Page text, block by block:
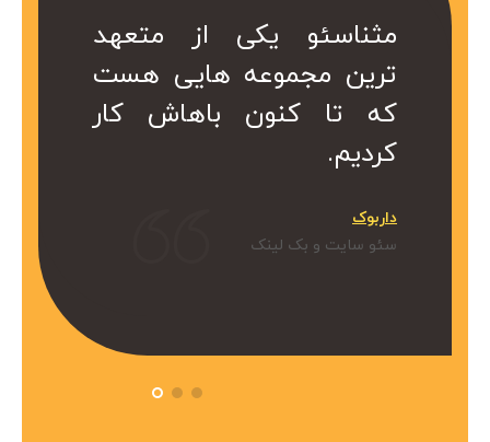
مثناسئو یک
برای ما
هست که
مثناسئو یکی از متعهد
ترین مجموعه هایی هست
که تا کنون باهاش کار
کردیم.
داربوک
سئو سایت و بک لینک
مجموعه در
هست.
کمتر از یک
ارزشمند
کا سال ها
از خدمات
استفاده
از متعهد
هایی هست
باهاش کار